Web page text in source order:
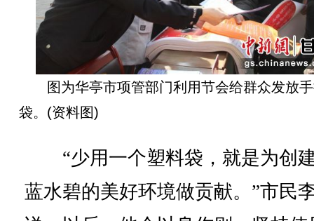
图为华亭市项管部门利用节会给群众发放
袋。(资料图)
“少用一个塑料袋，就是为创
蓝水碧的美好环境做贡献。”市民